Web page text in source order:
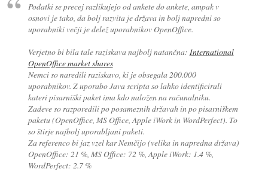
Podatki se precej razlikujejo od ankete do ankete, ampak v
osnovi je tako, da bolj razvita je država in bolj napredni so
uporabniki večji je delež uporabnikov OpenOffice.
Verjetno bi bila tale raziskava najbolj natančna: International
OpenOffice market shares
Nemci so naredili raziskavo, ki je obsegala 200.000
uporabnikov. Z uporabo Java scripta so lahko identificirali
kateri pisarniški paket ima kdo naložen na računalniku.
Zadeve so razporedili po posameznih državah in po pisarniškem
paketu (OpenOffice, MS Office, Apple iWork in WordPerfect). To
so štirje najbolj uporabljani paketi.
Za referenco bi jaz vzel kar Nemčijo (velika in napredna država)
OpenOffice: 21 %, MS Office: 72 %, Apple iWork: 1.4 %,
WordPerfect: 2.7 %